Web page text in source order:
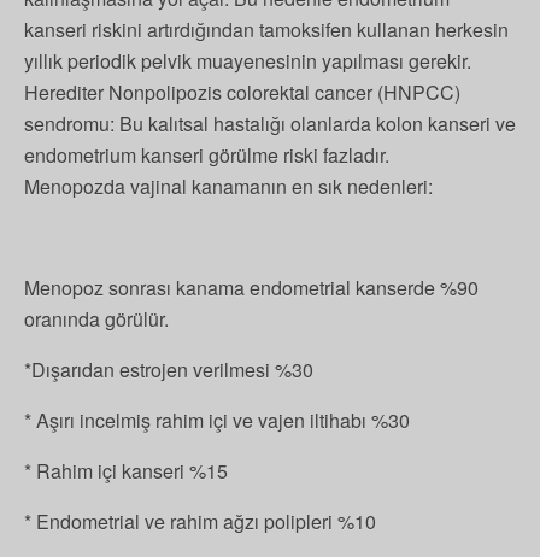
kanseri riskini artırdığından tamoksifen kullanan herkesin
yıllık periodik pelvik muayenesinin yapılması gerekir.
Herediter Nonpolipozis colorektal cancer (HNPCC)
sendromu: Bu kalıtsal hastalığı olanlarda kolon kanseri ve
endometrium kanseri görülme riski fazladır.
Menopozda vajinal kanamanın en sık nedenleri:
Menopoz sonrası kanama endometrial kanserde %90
oranında görülür.
*Dışarıdan estrojen verilmesi %30
* Aşırı incelmiş rahim içi ve vajen iltihabı %30
* Rahim içi kanseri %15
* Endometrial ve rahim ağzı polipleri %10